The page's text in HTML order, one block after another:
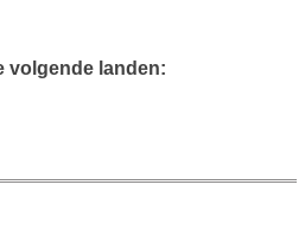
volgende landen: